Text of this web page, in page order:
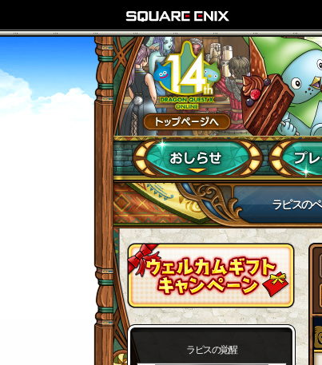
ラピスの
ラピスの覚醒